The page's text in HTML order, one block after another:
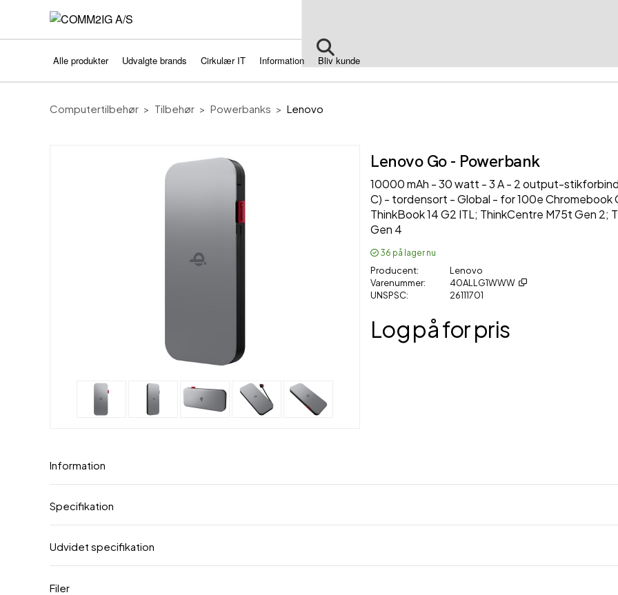
Alle produkter Udvalgte brands Cirkulær IT Information Bliv kunde
Computertilbehør Tilbehør Powerbanks Lenovo
Lenovo Go - Powerbank
10000 mAh - 30 watt - 3 A - 2 output-
C) - tordensort - Global - for 100e Chromebook
ThinkBook 14 G2 ITL; ThinkCentre M75t Gen 2;
Gen 4
36 på lager nu
Producent
Lenovo
Varenummer
40ALLG1WWW
UNSPSC
26111701
Log på for pris
Information
Specifikation
Udvidet specifikation
Filer